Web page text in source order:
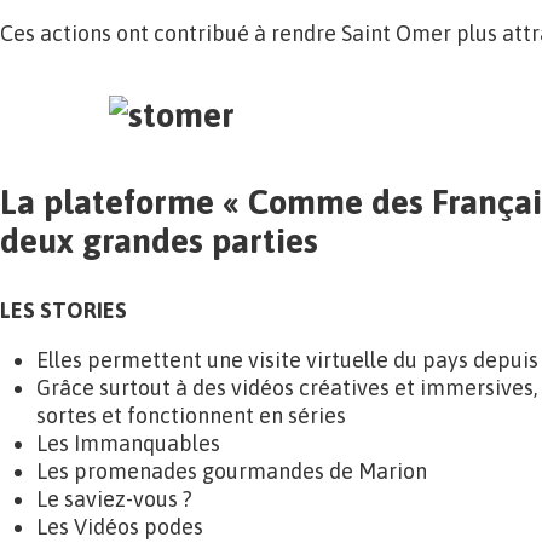
Ces actions ont contribué à rendre Saint Omer plus
La plateforme « Comme des
deux grandes parties
LES STORIES
Elles permettent une visite virtuelle du pays depuis
Grâce surtout à des vidéos créatives et
sortes et fonctionnent en séries
Les Immanquables
Les promenades gourmandes de Marion
Le saviez-vous ?
Les Vidéos podes